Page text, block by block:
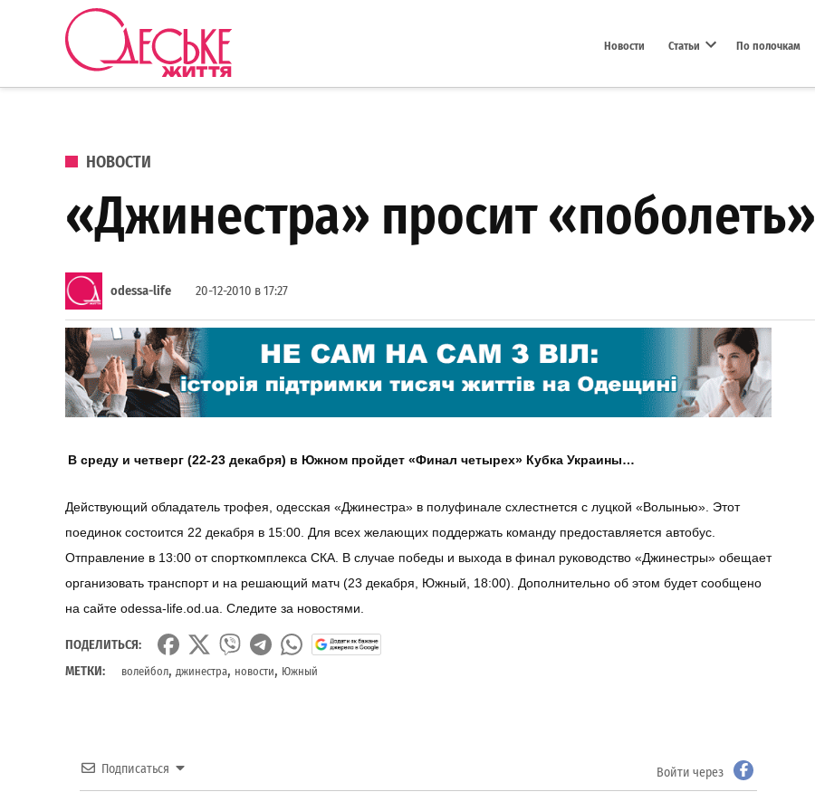
Перейти к содержанию
Новости Статьи По полочкам
ОПУБЛИКОВАНО В
НОВОСТИ
«Джинестра» просит «поболеть»
odessa-life 20-12-2010 в 17:27
В среду и четверг (22-23 декабря) в Южном пройдет «Финал четырех» Кубка Украины…
Действующий обладатель трофея, одесская «Джинестра» в полуфинале схлестнется с луцкой «Волынью». Этот
поединок состоится 22 декабря в 15:00. Для всех желающих поддержать команду предоставляется автобус.
Отправление в 13:00 от спорткомплекса СКА. В случае победы и выхода в финал руководство «Джинестры» обещает
организовать транспорт и на решающий матч (23 декабря, Южный, 18:00). Дополнительно об этом будет сообщено
на сайте odessa-life.od. ua . Следите за новостями.
ПОДЕЛИТЬСЯ:
МЕТКИ:
волейбол, джинестра, новости, Южный
Подписаться Войти через